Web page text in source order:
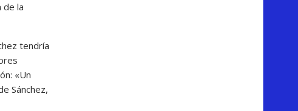
la
tendría
«Un
Sánchez,